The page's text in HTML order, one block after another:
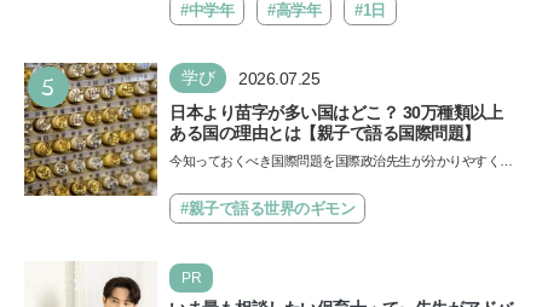
#中学年 #高学年 #1日
5 学び 2026.07.25
日本より苗字が多い国はどこ？ 30万種類以上
ある国の理由とは【親子で語る国際問題】
今知っておくべき国際問題を国際政治先生が分かりやすく解
類…#親子で語る世界のギモン
PR